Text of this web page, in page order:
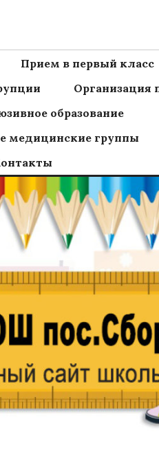
Прием в первый класс
Организация
образование
медицинские группы